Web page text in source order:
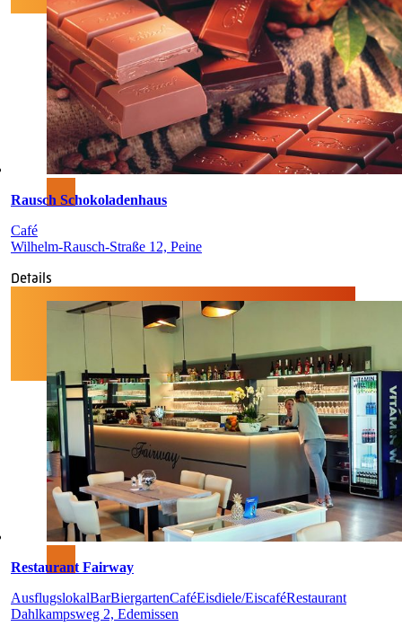
Rausch Schokoladenhaus
Café
Wilhelm-Rausch-Straße 12, Peine
Details
Restaurant Fairway
AusflugslokalBarBiergartenCaféEisdiele/EiscaféRestaurant
Dahlkampsweg 2, Edemissen